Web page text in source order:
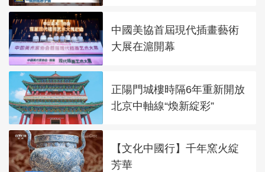
中國美協首屆現代插畫藝術
大展在滬開幕
正陽門城樓時隔6年重新開放
北京中軸線“煥新綻彩”
【文化中國行】千年窯火綻
芳華